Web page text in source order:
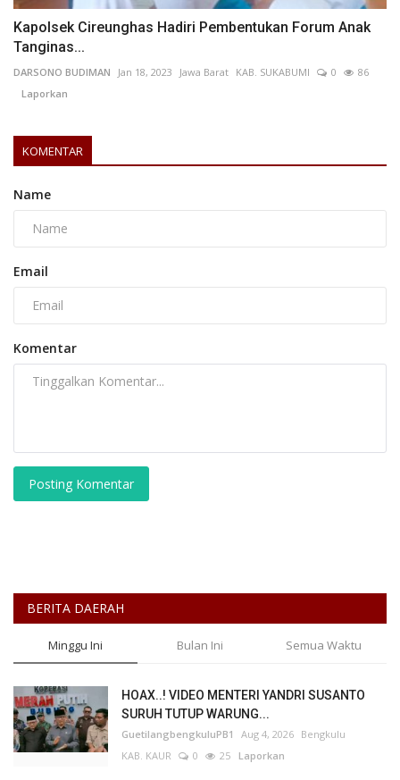
Kapolsek Cireunghas Hadiri Pembentukan Forum Anak
Tanginas...
DARSONO BUDIMAN Jan 18, 2023 Jawa Barat KAB. SUKABUMI 0
86
Laporkan
KOMENTAR
Name
Email
Komentar
Posting Komentar
BERITA DAERAH
Minggu Ini Bulan Ini Semua Waktu
HOAX..! VIDEO MENTERI YANDRI SUSANTO
SURUH TUTUP WARUNG...
GuetilangbengkuluPB1 Aug 4, 2026 Bengkulu
KAB. KAUR
0 25 Laporkan